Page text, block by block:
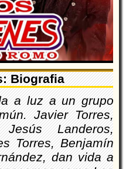
Biografia
a luz a un grupo
Javier Torres,
Jesús Landeros,
Torres, Benjamín
dan vida a